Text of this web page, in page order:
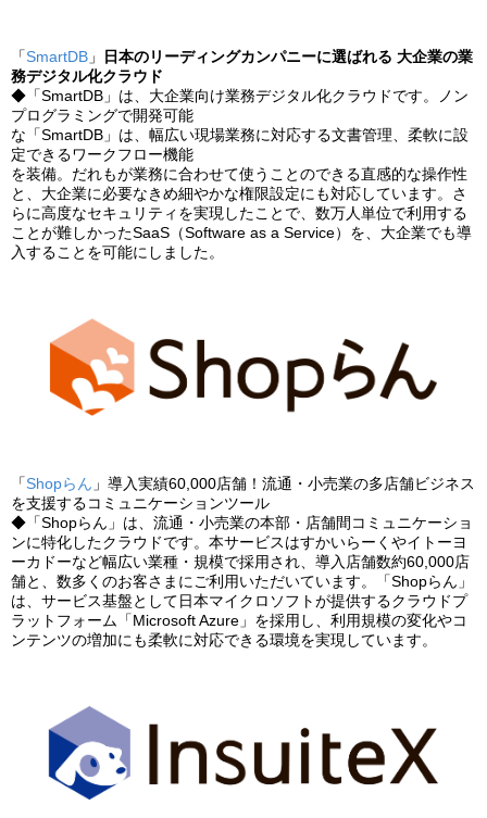
「SmartDB 」
日本のリーディングカンパニーに選ばれる 大企業の業
務デジタル化クラウド
◆「SmartDB」は、⼤企業向け業務デジタル化クラウドです。ノン
プログラミングで開発可能
な「SmartDB」は、幅広い現場業務に対応する⽂書管理、柔軟に設
定できるワークフロー機能
を装備。だれもが業務に合わせて使うことのできる直感的な操作性
と、⼤企業に必要なきめ細やかな権限設定にも対応しています。さ
らに高度なセキュリティを実現したことで、数万人単位で利用する
ことが難しかったSaaS（Software as a Service）を、大企業でも導
入することを可能にしました。
「Shopらん 」導入実績60,000店舗！流通・小売業の多店舗ビジネス
を支援するコミュニケーションツール
◆「Shopらん」は、流通・小売業の本部・店舗間コミュニケーショ
ンに特化したクラウドです。本サービスはすかいらーくやイトーヨ
ーカドーなど幅広い業種・規模で採用され、導入店舗数約60,000店
舗と、数多くのお客さまにご利用いただいています。「Shopらん」
は、サービス基盤として日本マイクロソフトが提供するクラウドプ
ラットフォーム「Microsoft Azure」を採用し、利用規模の変化やコ
ンテンツの増加にも柔軟に対応できる環境を実現しています。